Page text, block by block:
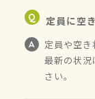
定員に空
定員や空き
最新の状況
さい。